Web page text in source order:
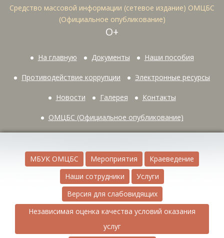
Средство массовой информации (сетевое издание) ОМЦБС
(Официальное опубликование)
О+
На главную Документы Наши пособия
Противодействие коррупции Электронные ресурсы
Новости Галерея Контакты
ОМЦБС (Официальное опубликование)
МБУК ОМЦБС Мероприятия
Краеведение
Наши сотрудники
Услуги
Версия для слабовидящих
Независимая оценка качества условий оказания
услуг